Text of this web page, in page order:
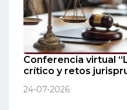
Conferencia virtual
crítico y retos
24-07-2026